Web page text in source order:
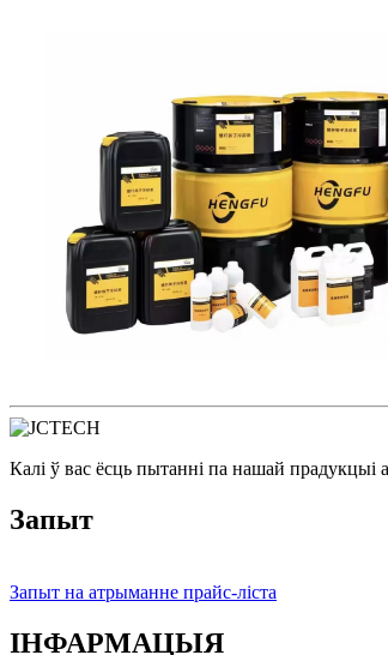
Калі ў вас ёсць пытанні па нашай прадукцыі
Запыт
Запыт на атрыманне прайс-ліста
ІНФАРМАЦЫЯ